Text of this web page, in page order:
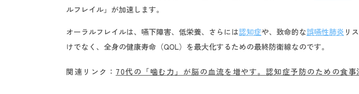
ルフレイル」が加速します。
オーラルフレイルは、嚥下障害、低栄養、さらには認知症や、致命的な誤嚥性肺炎 リ
けでなく、全身の健康寿命（QOL）を最大化するための最終防衛線なのです。
関連リンク： 70代の「噛む力」が脳の血流を増やす。認知症予防のための食事